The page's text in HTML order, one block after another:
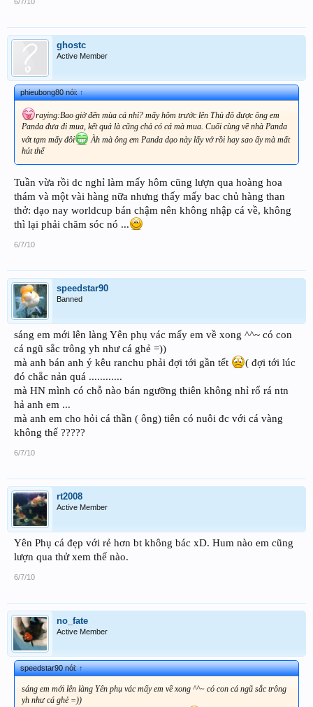
ghostc
Active Member
phieubong80 nói:↑
raying:Bao giờ đến mùa cá nhỉ? mấy hôm trước lên Thủ đô được ông em
Panda đưa đi mua, kết quả là cũng chả có cá mà mua. Cuối cùng về nhà Panda
vớt tạm mấy đôi
Àh mà ông em Panda dạo này lấy vớ rồi hay sao ấy mà mất
hút thế
Tuần vừa rồi dc nghỉ làm mấy hôm cũng lượn qua hoàng hoa
thám và một vài hàng nữa nhưng thấy mấy bac chủ hàng than
thở: dạo nay worldcup bán chậm nên không nhập cá về, không
thì lại phải chăm sóc nó ...
6/7/10
speedstar90
Banned
sáng em mới lên làng Yên phụ vác mấy em về xong ^^~ có con
cá ngũ sắc trông yh như cá ghẻ =))
mà anh bán anh ý kêu ranchu phải đợi tới gần tết
( đợi tới lúc
đó chắc nản quá ............
mà HN mình có chỗ nào bán ngưỡng thiên không nhỉ rổ rá ntn
hả anh em ...
mà anh em cho hỏi cá thần ( ông) tiên có nuôi đc với cá vàng
không thế ?????
6/7/10
rt2008
Active Member
Yên Phụ cá đẹp với rẻ hơn bt không bác xD. Hum nào em cũng
lượn qua thử xem thế nào.
6/7/10
no_fate
Active Member
speedstar90 nói:↑
sáng em mới lên làng Yên phụ vác mấy em về xong ^^~ có con cá ngũ sắc trông
yh như cá ghẻ =))